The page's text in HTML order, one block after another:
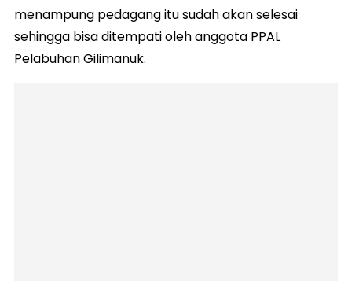
menampung pedagang itu sudah akan selesai
sehingga bisa ditempati oleh anggota PPAL
Pelabuhan Gilimanuk.